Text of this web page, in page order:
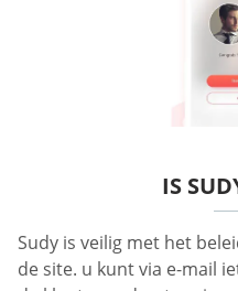
IS
Sudy is veilig met het
de site. u kunt via e-mail